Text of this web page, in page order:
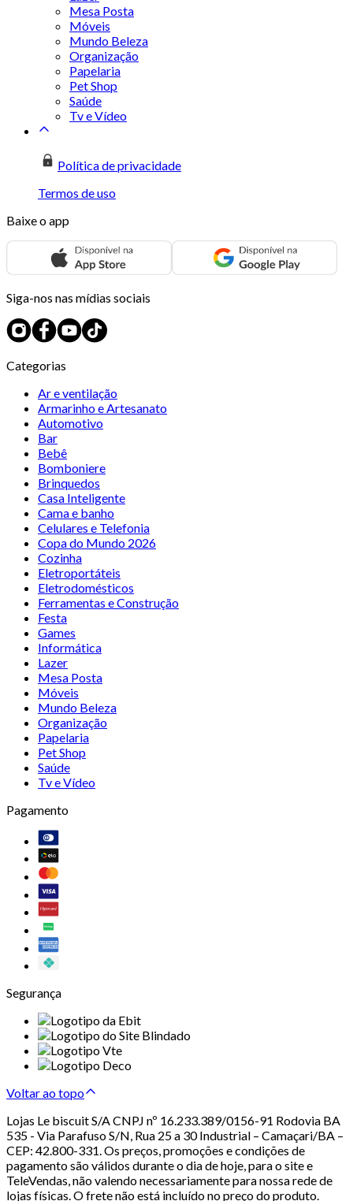
Mesa Posta
Móveis
Mundo Beleza
Organização
Papelaria
Pet Shop
Saúde
Tv e Vídeo
Política de privacidade
Termos de uso
Baixe o app
Siga-nos nas mídias sociais
Categorias
Ar e ventilação
Armarinho e Artesanato
Automotivo
Bar
Bebê
Bomboniere
Brinquedos
Casa Inteligente
Cama e banho
Celulares e Telefonia
Copa do Mundo 2026
Cozinha
Eletroportáteis
Eletrodomésticos
Ferramentas e Construção
Festa
Games
Informática
Lazer
Mesa Posta
Móveis
Mundo Beleza
Organização
Papelaria
Pet Shop
Saúde
Tv e Vídeo
Pagamento
Segurança
Voltar ao topo
Lojas Le biscuit S/A CNPJ nº 16.233.389/0156-91 Rodovia BA
535 - Via Parafuso S/N, Rua 25 a 30 Industrial – Camaçari/BA –
CEP: 42.800-331. Os preços, promoções e condições de
pagamento são válidos durante o dia de hoje, para o site e
TeleVendas, não valendo necessariamente para nossa rede de
lojas físicas. O frete não está incluído no preço do produto.